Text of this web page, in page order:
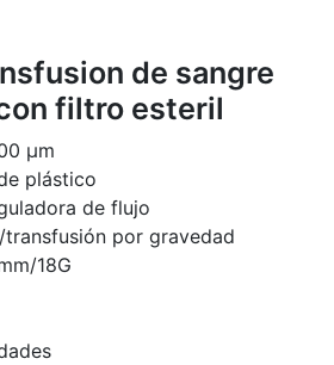
de sangre
filtro esteril
μm
plástico
de flujo
por gravedad
18G